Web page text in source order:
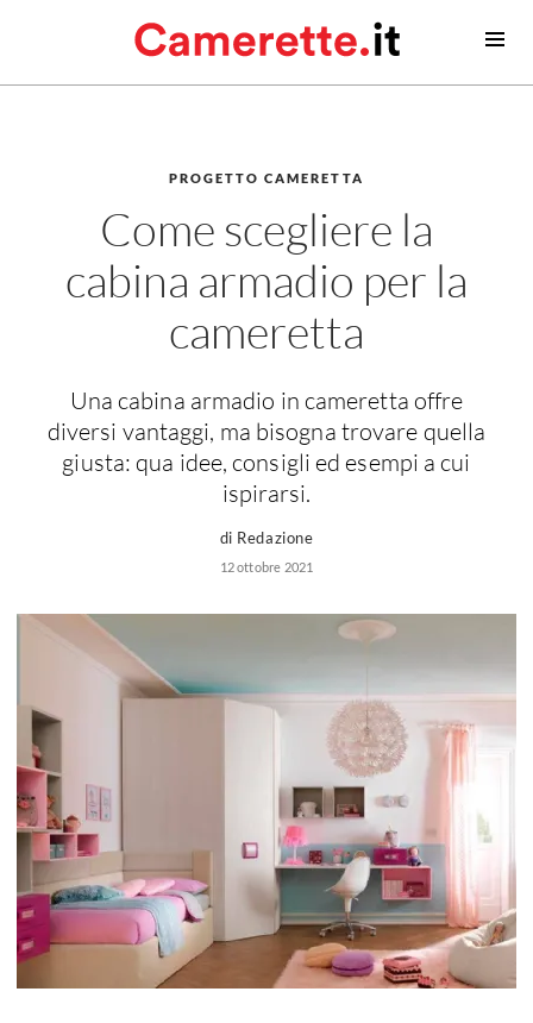
Camerette classiche
Camerette neonato
Lettini prima infanzia
Consigli camerette neonato
Camerette bambino
Consigli camerette
Camerette ragazzo
Progetto cameretta
Accessori cameretta
Scrittoi
Camerette bambine
Camerette romantiche
Camerette moda
Consigli camerette bambine
PROGETTO CAMERETTA
Come scegliere la
cabina armadio per la
cameretta
Una cabina armadio in cameretta offre
diversi vantaggi, ma bisogna trovare quella
giusta: qua idee, consigli ed esempi a cui
ispirarsi.
di Redazione
12 ottobre 2021